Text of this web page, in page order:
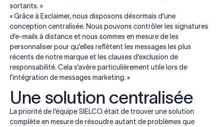
sortants. »
« Grâce à Exclaimer, nous disposons désormais d’une
conception centralisée. Nous pouvons contrôler les signatures
d’e-mails à distance et nous sommes en mesure de les
personnaliser pour qu’elles reflètent les messages les plus
récents de notre marque et les clauses d’exclusion de
responsabilité. Cela s’avère particulièrement utile lors de
l’intégration de messages marketing. »
Une solution centralisée
La priorité de l’équipe SIELCO était de trouver une solution
complète en mesure de résoudre autant de problèmes que